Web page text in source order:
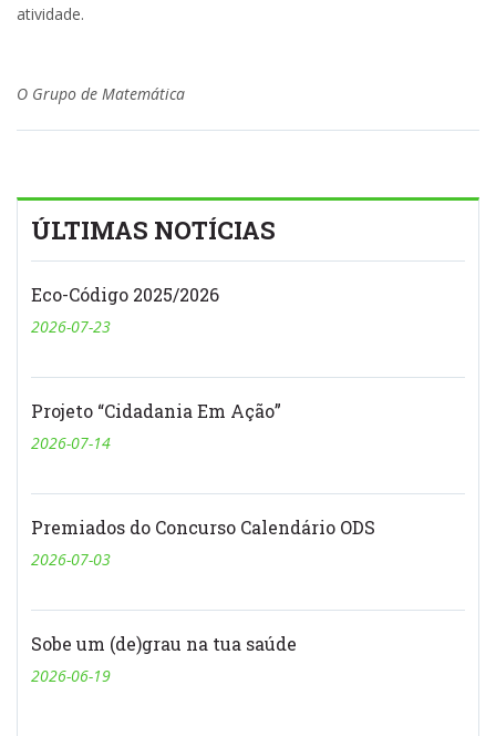
atividade.
O Grupo de Matemática
ÚLTIMAS NOTÍCIAS
Eco-Código 2025/2026
2026-07-23
Projeto “Cidadania Em Ação”
2026-07-14
Premiados do Concurso Calendário ODS
2026-07-03
Sobe um (de)grau na tua saúde
2026-06-19